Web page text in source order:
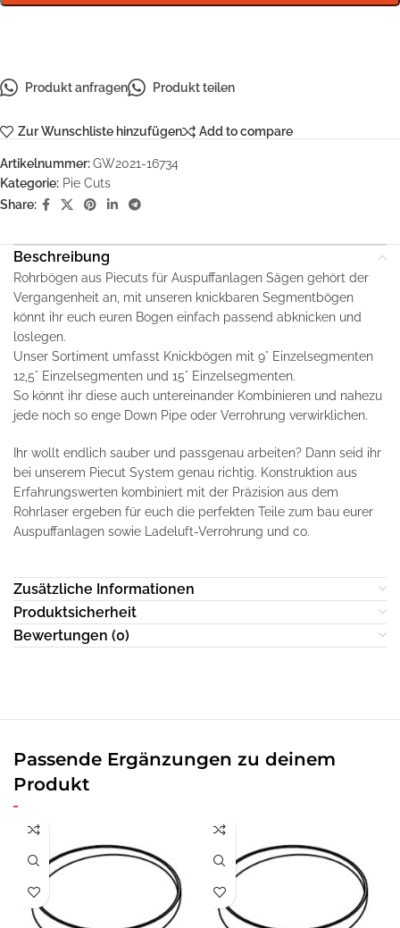
Produkt anfragen Produkt teilen
Zur Wunschliste hinzufügen Add to compare
Artikelnummer:GW2021-16734
Kategorie: Pie Cuts
Share:
Beschreibung
Rohrbögen aus Piecuts für Auspuffanlagen Sägen gehört der
Vergangenheit an, mit unseren knickbaren Segmentbögen
könnt ihr euch euren Bogen einfach passend abknicken und
loslegen.
Unser Sortiment umfasst Knickbögen mit 9° Einzelsegmenten
12,5° Einzelsegmenten und 15° Einzelsegmenten.
So könnt ihr diese auch untereinander Kombinieren und nahezu
jede noch so enge Down Pipe oder Verrohrung verwirklichen.
Ihr wollt endlich sauber und passgenau arbeiten? Dann seid ihr
bei unserem Piecut System genau richtig. Konstruktion aus
Erfahrungswerten kombiniert mit der Präzision aus dem
Rohrlaser ergeben für euch die perfekten Teile zum bau eurer
Auspuffanlagen sowie Ladeluft-Verrohrung und co.
Zusätzliche Informationen
Produktsicherheit
Bewertungen (0)
Passende Ergänzungen zu deinem
Produkt